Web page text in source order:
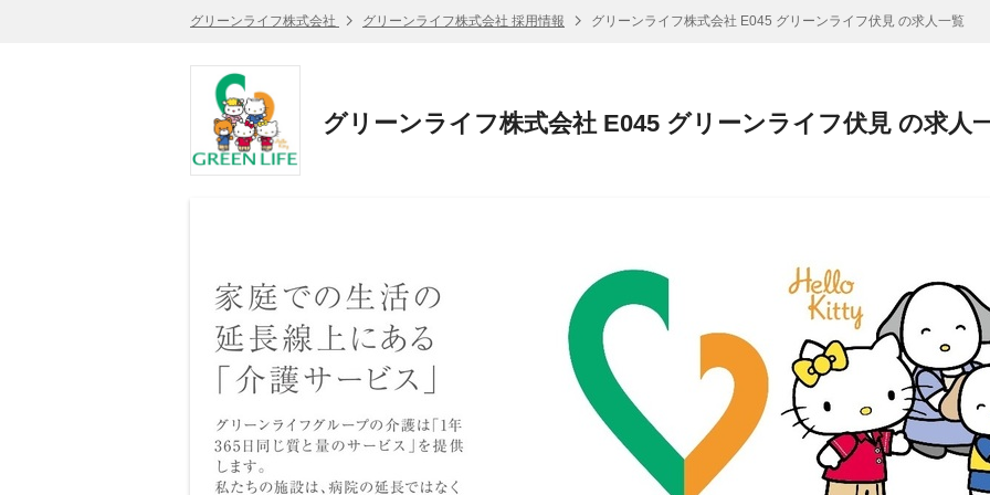
グリーンライフ株式会社 グリーンライフ株式会社 採用情報 グリーンライフ株式会社 E045 グリーンライフ伏見 の求人一覧
グリーンライフ株式会社 E045 グリーンライフ伏見 の求人